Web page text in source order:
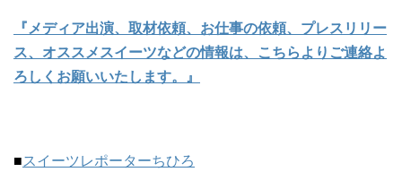
『メディア出演、取材依頼、お仕事の依頼、プレスリリー
ス、オススメスイーツなどの情報は、こちらよりご連絡よ
ろしくお願いいたします。』
■スイーツレポーターちひろ